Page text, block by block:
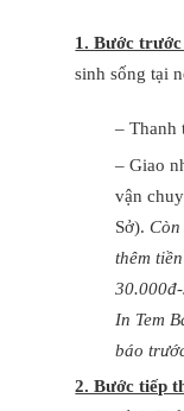
1. Bước
sinh sống tại
– Thanh
– Giao
vận
Sở). Còn
thêm
In Tem
báo
2. Bước tiếp